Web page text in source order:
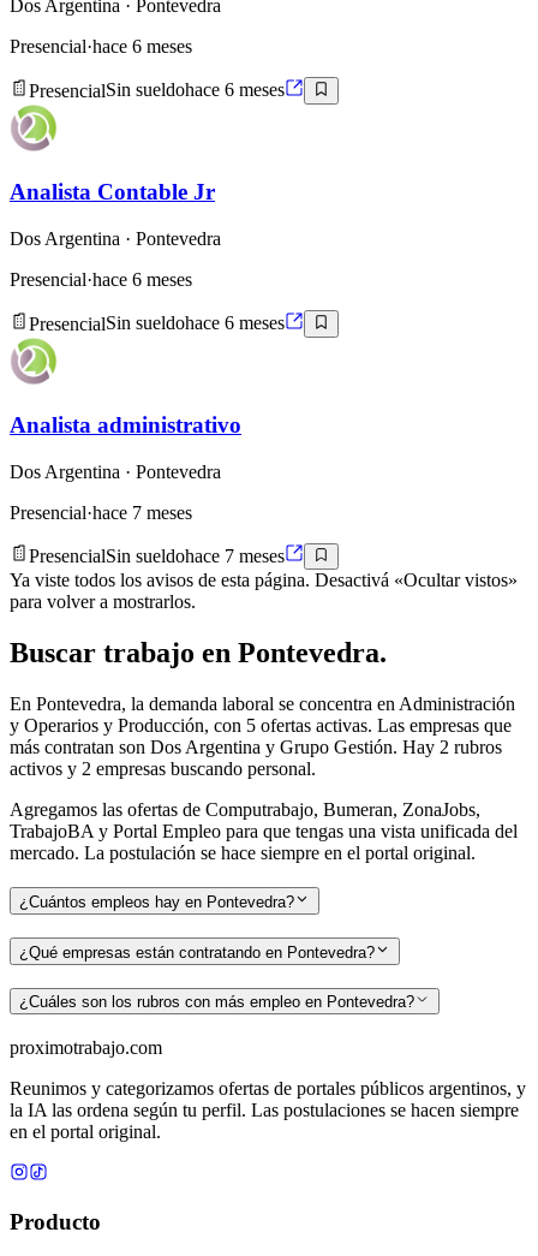
Dos Argentina · Pontevedra
Presencial·hace 6 meses
PresencialSin sueldohace 6 meses
Analista Contable Jr
Dos Argentina · Pontevedra
Presencial·hace 6 meses
PresencialSin sueldohace 6 meses
Analista administrativo
Dos Argentina · Pontevedra
Presencial·hace 7 meses
PresencialSin sueldohace 7 meses
Ya viste todos los avisos de esta página. Desactivá «Ocultar vistos»
para volver a mostrarlos.
Buscar trabajo en Pontevedra.
En Pontevedra, la demanda laboral se concentra en Administración
y Operarios y Producción, con 5 ofertas activas. Las empresas que
más contratan son Dos Argentina y Grupo Gestión. Hay 2 rubros
activos y 2 empresas buscando personal.
Agregamos las ofertas de Computrabajo, Bumeran, ZonaJobs,
TrabajoBA y Portal Empleo para que tengas una vista unificada del
mercado. La postulación se hace siempre en el portal original.
¿Cuántos empleos hay en Pontevedra?
¿Qué empresas están contratando en Pontevedra?
¿Cuáles son los rubros con más empleo en Pontevedra?
proximotrabajo.com
Reunimos y categorizamos ofertas de portales públicos argentinos, y
la IA las ordena según tu perfil. Las postulaciones se hacen siempre
en el portal original.
Producto